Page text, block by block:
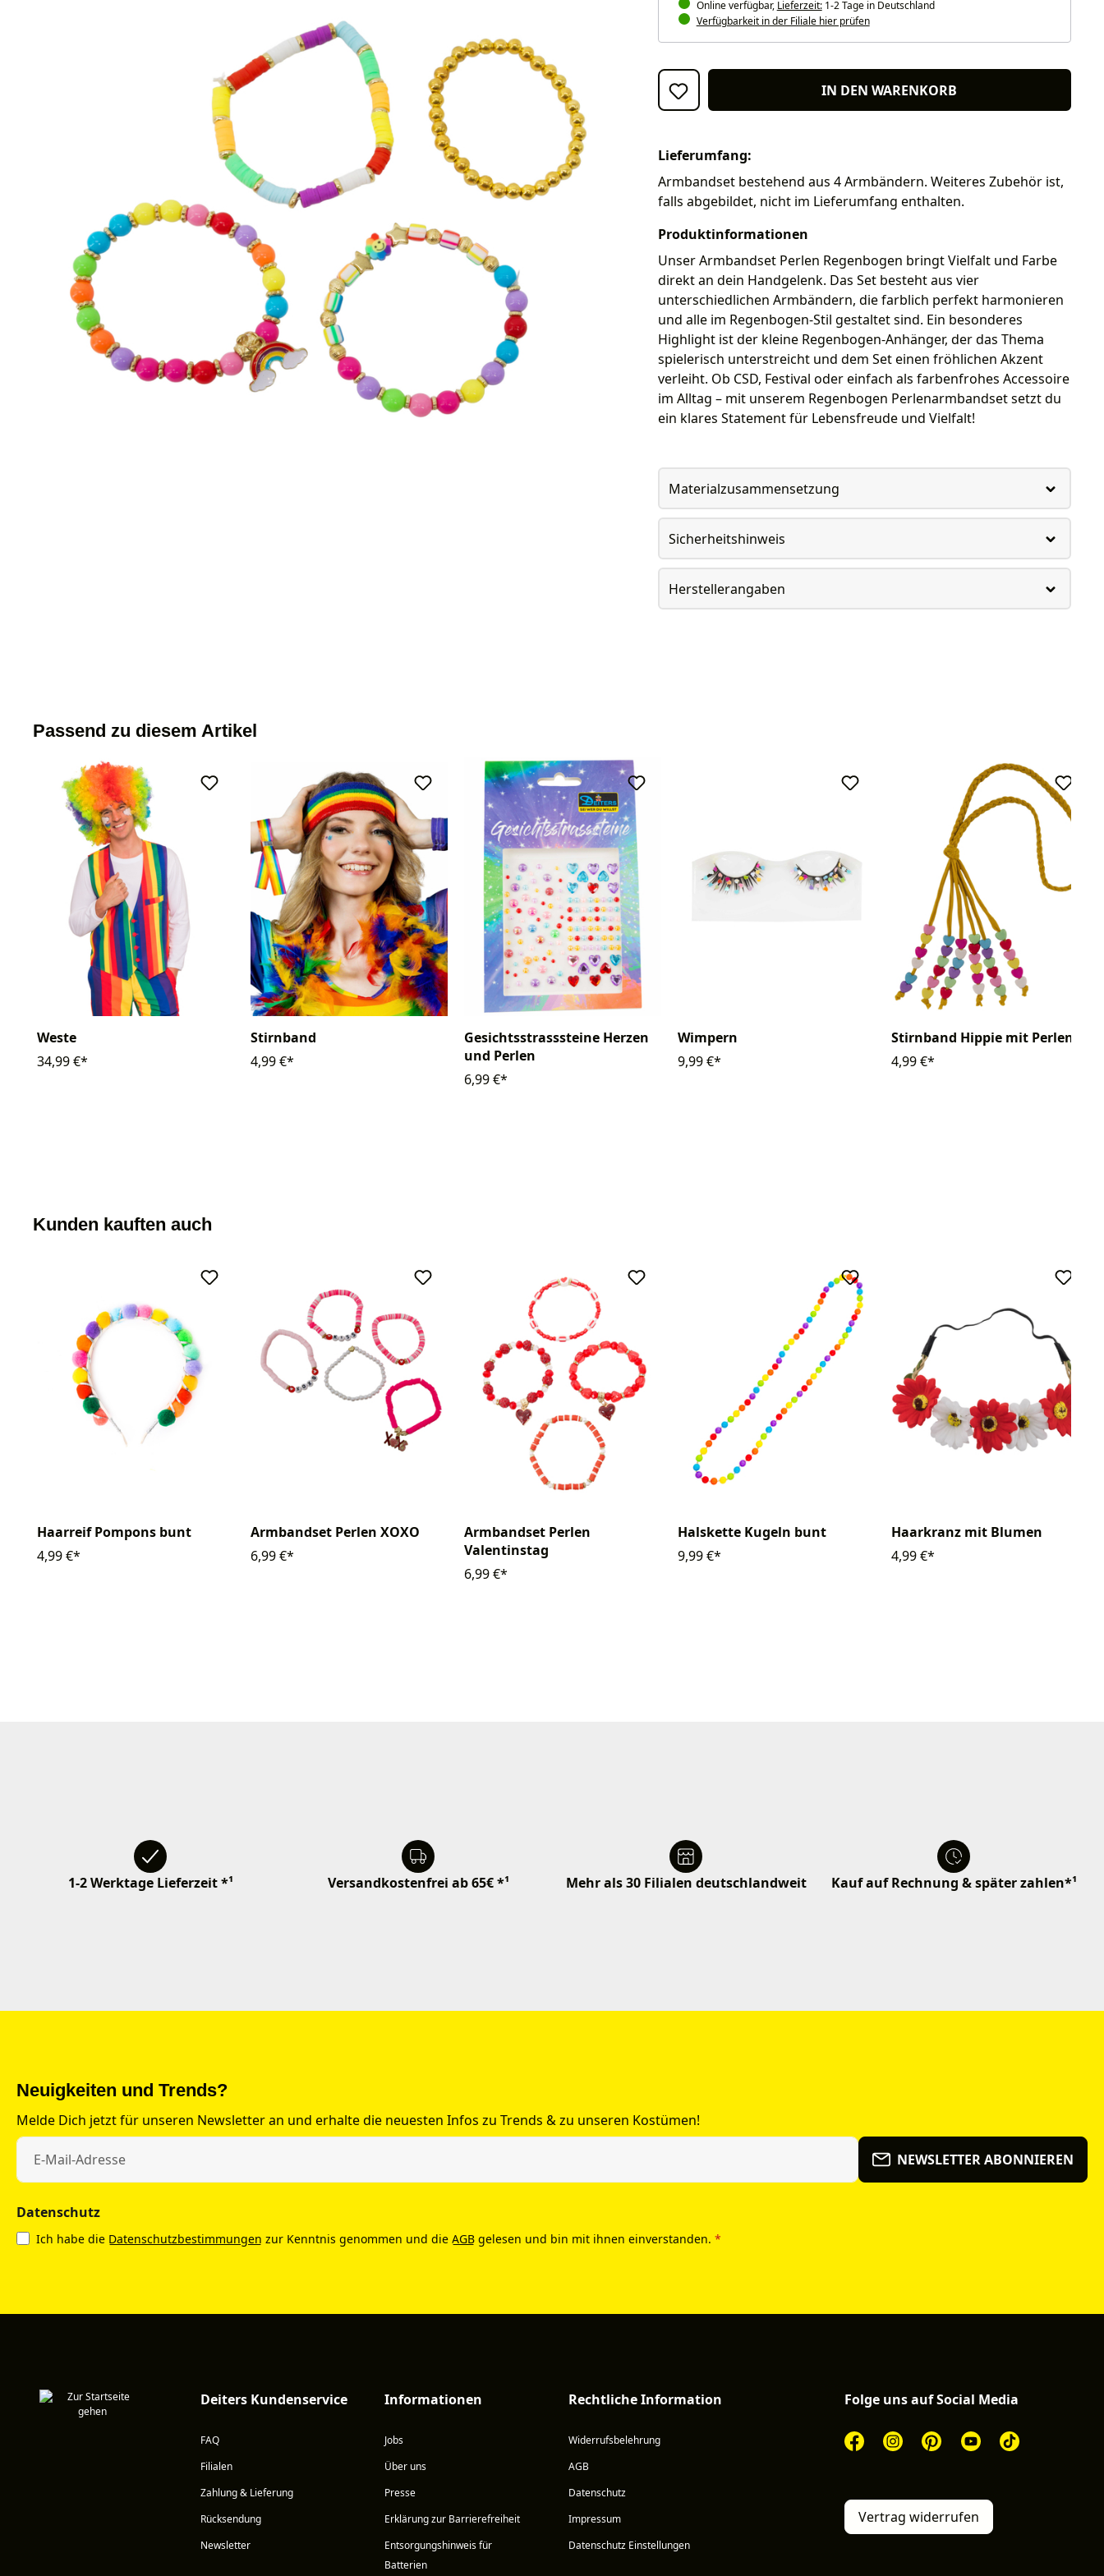
Online verfügbar, Lieferzeit:1-2 Tage in Deutschland
Verfügbarkeit in der Filiale hier prüfen
IN DEN WARENKORB
Lieferumfang:
Armbandset bestehend aus 4 Armbändern. Weiteres Zubehör ist,
falls abgebildet, nicht im Lieferumfang enthalten.
Produktinformationen
Unser Armbandset Perlen Regenbogen bringt Vielfalt und Farbe
direkt an dein Handgelenk. Das Set besteht aus vier
unterschiedlichen Armbändern, die farblich perfekt harmonieren
und alle im Regenbogen-Stil gestaltet sind. Ein besonderes
Highlight ist der kleine Regenbogen-Anhänger, der das Thema
spielerisch unterstreicht und dem Set einen fröhlichen Akzent
verleiht. Ob CSD, Festival oder einfach als farbenfrohes Accessoire
im Alltag – mit unserem Regenbogen Perlenarmbandset setzt du
ein klares Statement für Lebensfreude und Vielfalt!
Materialzusammensetzung
Sicherheitshinweis
Herstellerangaben
Passend zu diesem Artikel
Weste
34,99 €*
Stirnband
4,99 €*
Gesichtsstrasssteine Herzen
und Perlen
6,99 €*
Wimpern
9,99 €*
Stirnband Hippie mit Perlen
4,99 €*
Kunden kauften auch
Haarreif Pompons bunt
4,99 €*
Armbandset Perlen XOXO
6,99 €*
Armbandset Perlen
Valentinstag
6,99 €*
Halskette Kugeln bunt
9,99 €*
Haarkranz mit Blumen
4,99 €*
1-2 Werktage Lieferzeit *¹ Versandkostenfrei ab 65€ *¹ Mehr als 30 Filialen deutschlandweit Kauf auf Rechnung & später zahlen*¹
Neuigkeiten und Trends?
Melde Dich jetzt für unseren Newsletter an und erhalte die neuesten Infos zu Trends & zu unseren Kostümen!
NEWSLETTER ABONNIEREN
Datenschutz
Ich habe die Datenschutzbestimmungen zur Kenntnis genommen und die AGB gelesen und bin mit ihnen einverstanden. *
Deiters Kundenservice
FAQ
Filialen
Zahlung & Lieferung
Rücksendung
Newsletter
Informationen
Jobs
Über uns
Presse
Erklärung zur Barrierefreiheit
Entsorgungshinweis für
Batterien
Rechtliche Information
Widerrufsbelehrung
AGB
Datenschutz
Impressum
Datenschutz Einstellungen
Folge uns auf Social Media
Vertrag widerrufen